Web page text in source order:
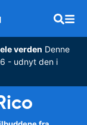
verden Denne
- udnyt den i